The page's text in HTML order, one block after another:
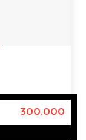
300.000